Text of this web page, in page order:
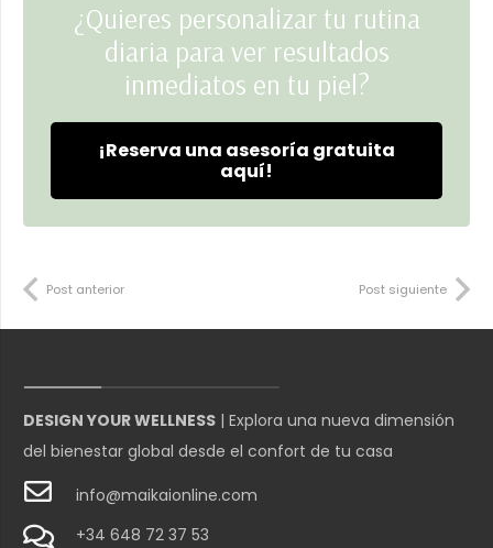
¿Quieres personalizar tu rutina
diaria para ver resultados
inmediatos en tu piel?
¡Reserva una asesoría gratuita
aquí!
Post anterior Post siguiente
DESIGN YOUR WELLNESS | Explora una nueva dimensión
del bienestar global desde el confort de tu casa
info@maikaionline.com
+34 648 72 37 53